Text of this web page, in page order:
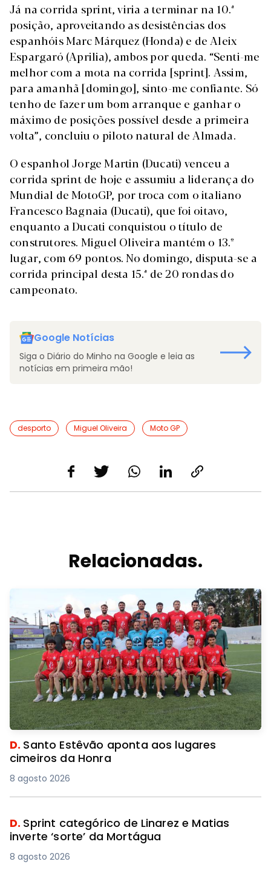
Já na corrida sprint, viria a terminar na 10.ª
posição, aproveitando as desistências dos
espanhóis Marc Márquez (Honda) e de Aleix
Espargaró (Aprilia), ambos por queda. “Senti-me
melhor com a mota na corrida [sprint]. Assim,
para amanhã [domingo], sinto-me confiante. Só
tenho de fazer um bom arranque e ganhar o
máximo de posições possível desde a primeira
volta”, concluiu o piloto natural de Almada.
O espanhol Jorge Martin (Ducati) venceu a
corrida sprint de hoje e assumiu a liderança do
Mundial de MotoGP, por troca com o italiano
Francesco Bagnaia (Ducati), que foi oitavo,
enquanto a Ducati conquistou o título de
construtores. Miguel Oliveira mantém o 13.º
lugar, com 69 pontos. No domingo, disputa-se a
corrida principal desta 15.ª de 20 rondas do
campeonato.
Google Notícias
Siga o Diário do Minho na Google e leia as
notícias em primeira mão!
desporto Miguel Oliveira Moto GP
Relacionadas.
D. Santo Estêvão aponta aos lugares
cimeiros da Honra
8 agosto 2026
D. Sprint categórico de Linarez e Matias
inverte ‘sorte’ da Mortágua
8 agosto 2026